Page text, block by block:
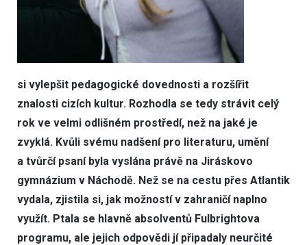
si vylepšit pedagogické dovednosti a rozšířit
znalosti cizích kultur. Rozhodla se tedy strávit celý
rok ve velmi odlišném prostředí, než na jaké je
zvyklá. Kvůli svému nadšení pro literaturu, umění
a tvůrčí psaní byla vyslána právě na Jiráskovo
gymnázium v Náchodě. Než se na cestu přes Atlantik
vydala, zjistila si, jak možností v zahraničí naplno
využít. Ptala se hlavně absolventů Fulbrightova
programu, ale jejich odpovědi jí připadaly neurčité